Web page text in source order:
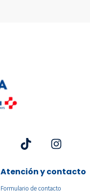
Atención y contacto
Formulario de contacto